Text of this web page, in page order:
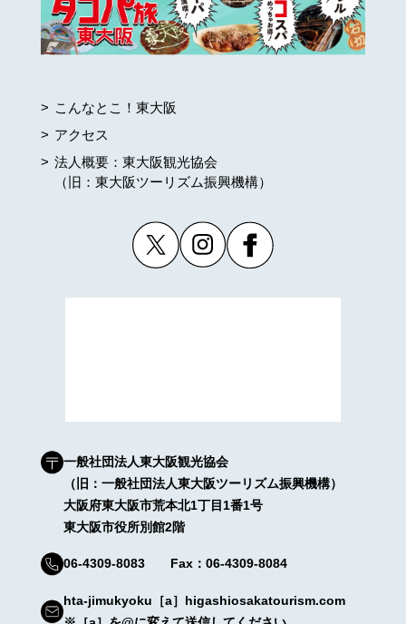
こんなとこ！東大阪
アクセス
法人概要：東大阪観光協会
（旧：東大阪ツーリズム振興機構）
一般社団法人東大阪観光協会
（旧：一般社団法人東大阪ツーリズム振興機構）
大阪府東大阪市荒本北1丁目1番1号
東大阪市役所別館2階
06-4309-8083 Fax：06-4309-8084
hta-jimukyoku［a］higashiosakatourism.com